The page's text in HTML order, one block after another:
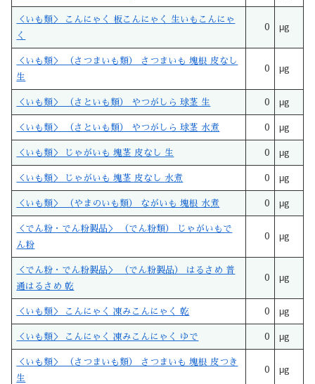
＜いも類＞ こんにゃく 板こんにゃく 生いもこんにゃ
く
0 μg
＜いも類＞ （さつまいも類） さつまいも 塊根 皮なし
生
0 μg
＜いも類＞ （さといも類） やつがしら 球茎 生 0 μg
＜いも類＞ （さといも類） やつがしら 球茎 水煮 0 μg
＜いも類＞ じゃがいも 塊茎 皮なし 生 0 μg
＜いも類＞ じゃがいも 塊茎 皮なし 水煮 0 μg
＜いも類＞ （やまのいも類） ながいも 塊根 水煮 0 μg
＜でん粉・でん粉製品＞ （でん粉類） じゃがいもで
ん粉
0 μg
＜でん粉・でん粉製品＞ （でん粉製品） はるさめ 普
通はるさめ 乾
0 μg
＜いも類＞ こんにゃく 凍みこんにゃく 乾 0 μg
＜いも類＞ こんにゃく 凍みこんにゃく ゆで 0 μg
＜いも類＞ （さつまいも類） さつまいも 塊根 皮つき
生
0 μg